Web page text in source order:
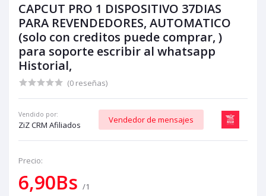
CAPCUT PRO 1 DISPOSITIVO 37DIAS
PARA REVENDEDORES, AUTOMATICO
(solo con creditos puede comprar, )
para soporte escribir al whatsapp
Historial,
(0 reseñas)
Vendido por:
ZiZ CRM Afiliados
Vendedor de mensajes
Precio:
6,90Bs /1